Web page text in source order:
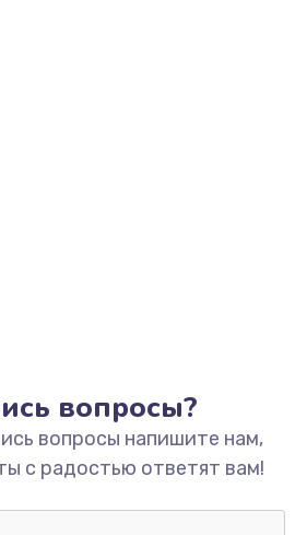
вопросы?
вопросы напишите нам,
с радостью ответят вам!